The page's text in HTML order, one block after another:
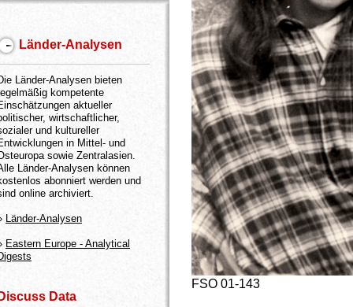
FSO 01-143
Länder-Analysen
Länder-Analysen bieten
kompetente
aktueller
wirtschaftlicher,
und kultureller
in Mittel- und
sowie Zentralasien.
Länder-Analysen können
abonniert werden und
online archiviert.
Länder-Analysen
Eastern Europe - Analytical
Data